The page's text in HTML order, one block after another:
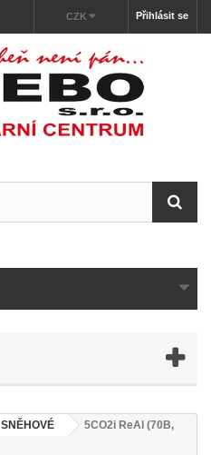
Přihlásit se
CZK
SNĚHOVÉ
5CO2i ReAl (70B,